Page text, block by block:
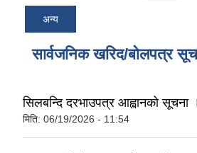
अन्य
सार्वजनिक खरिद/बोलपत्र
सिलबन्दि दरभाउपत्र आह्वानको सूचना ।
मिति: 06/19/2026 - 11:54